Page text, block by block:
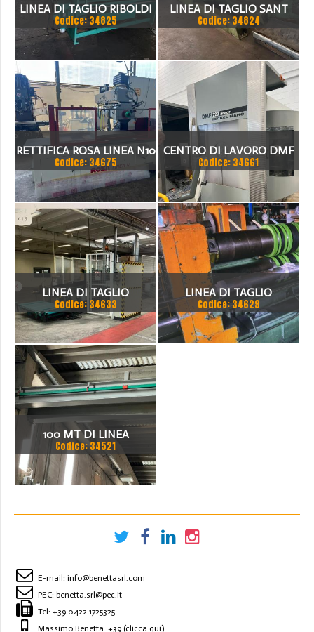
LINEA DI TAGLIO RIBOLDI
1500 X 2MM
Codice: 34825
LINEA DI TAGLIO SANT
1500 X 3 MM
Codice: 34824
RETTIFICA ROSA LINEA N10
Codice: 34675
CENTRO DI LAVORO DMF
220 LINEAR
Codice: 34661
LINEA DI TAGLIO
COMPLETA
Codice: 34633
LINEA DI TAGLIO
LONGITUDINALE
Codice: 34629
100 MT DI LINEA
BLINDOSBARRA
Codice: 34521
E-mail: info@benettasrl.com
PEC: benetta.srl@pec.it
Tel: +39 0422 1725325
Massimo Benetta: +39 (clicca qui).